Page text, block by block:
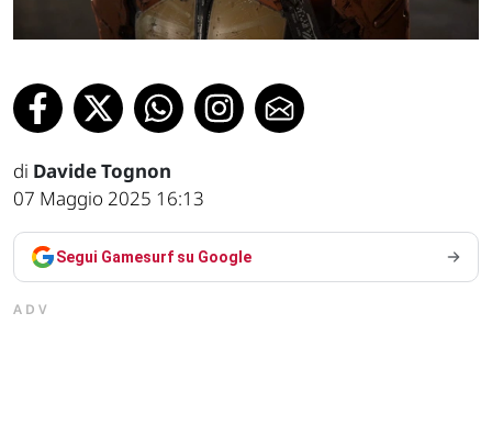
di Davide Tognon
07 Maggio 2025 16:13
Segui Gamesurf su Google
ADV